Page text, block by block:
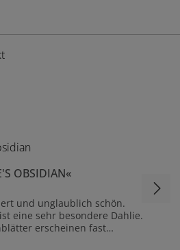
OBSIDIAN«
und unglaublich schön.
eine sehr besondere Dahlie.
erscheinen fast
ihr Rot. Vom goldenen